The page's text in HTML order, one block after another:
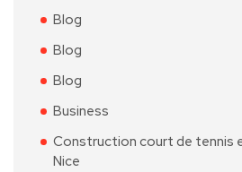
Blog
Blog
Blog
Business
Construction court de tennis
Nice